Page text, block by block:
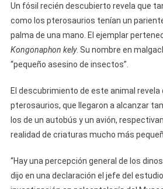
Un fósil recién descubierto revela que
como los pterosaurios tenían un
palma de una mano. El ejemplar
Kongonaphon kely. Su nombre en
“pequeño asesino de insectos”.
El descubrimiento de este animal revela
pterosaurios, que llegaron a alcanzar
los de un autobús y un avión,
realidad de criaturas mucho más
“Hay una percepción general de los
dijo en una declaración el jefe del